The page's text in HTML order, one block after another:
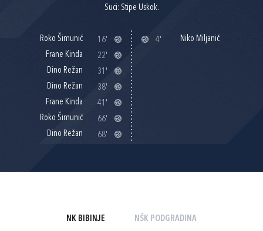
Suci: Stipe Uskok.
Roko Šimunić
16'
Frane Kinda
22'
Dino Režan
31'
Dino Režan
38'
Frane Kinda
41'
Roko Šimunić
66'
Dino Režan
68'
4' Niko Miljanić
NK BIBINJE NŠK PODGRADINA